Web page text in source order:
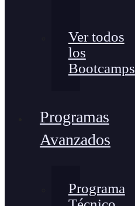
Ver todos
los
Bootcamps
Programas
Avanzados
Programa